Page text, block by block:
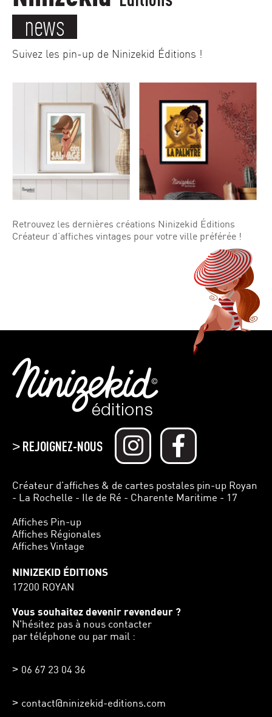
news
Suivez les pin-up de Ninizekid Éditions !
Retrouvez les dernières créations Ninizekid Éditions
Créateur d’affiches vintages pour votre ville préférée !
>REJOIGNEZ-NOUS
Créateur d’affiches & de cartes postales pin-up Royan
- La Rochelle - Ile de Ré - Charente Maritime - 17
Affiches Pin-up
Affiches Régionales
Affiches Vintage
NINIZEKID ÉDITIONS
17200 ROYAN
Vous souhaitez devenir revendeur ?
N'hésitez pas à nous contacter
par téléphone ou par mail :
06 67 23 04 36
contact@ninizekid-editions.com